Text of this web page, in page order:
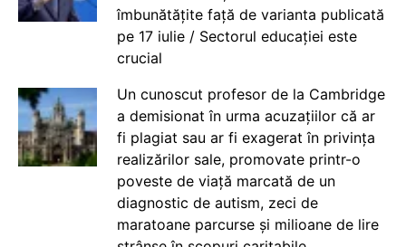
îmbunătățite față de varianta publicată
pe 17 iulie / Sectorul educației este
crucial
Un cunoscut profesor de la Cambridge
a demisionat în urma acuzațiilor că ar
fi plagiat sau ar fi exagerat în privința
realizărilor sale, promovate printr-o
poveste de viață marcată de un
diagnostic de autism, zeci de
maratoane parcurse și milioane de lire